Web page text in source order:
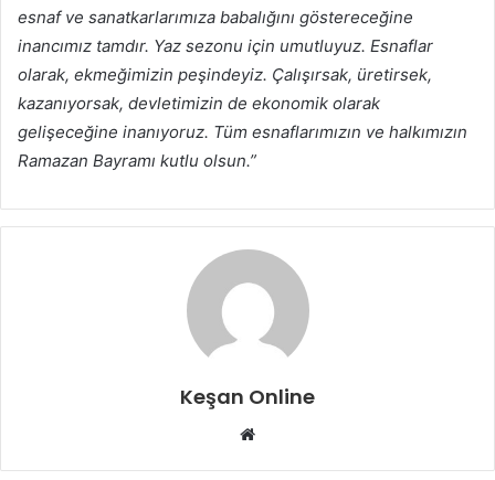
esnaf ve sanatkarlarımıza babalığını göstereceğine
inancımız tamdır. Yaz sezonu için umutluyuz. Esnaflar
olarak, ekmeğimizin peşindeyiz. Çalışırsak, üretirsek,
kazanıyorsak, devletimizin de ekonomik olarak
gelişeceğine inanıyoruz. Tüm esnaflarımızın ve halkımızın
Ramazan Bayramı kutlu olsun.”
Keşan Online
Web